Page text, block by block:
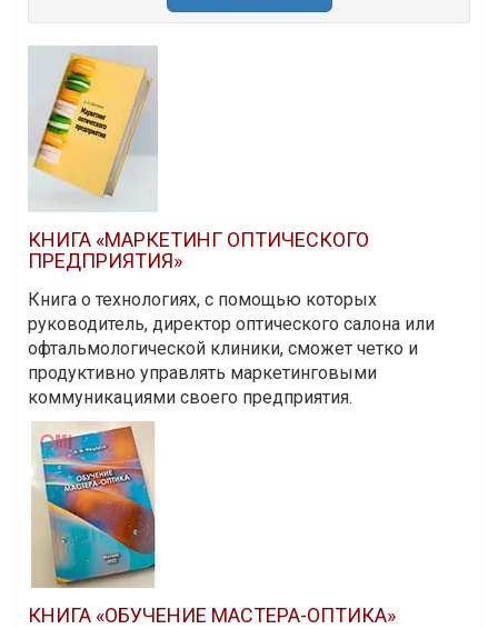
КНИГА «МАРКЕТИНГ ОПТИЧЕСКОГО
ПРЕДПРИЯТИЯ»
Книга о технологиях, с помощью которых
руководитель, директор оптического салона или
офтальмологической клиники, сможет четко и
продуктивно управлять маркетинговыми
коммуникациями своего предприятия.
КНИГА «ОБУЧЕНИЕ МАСТЕРА-ОПТИКА»